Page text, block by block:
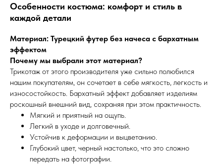
Особенности костюма: комфорт и стиль в
каждой детали
Материал: Турецкий футер без начеса с бархатным
эффектом
Почему мы выбрали этот материал?
Трикотаж от этого производителя уже сильно полюбился
нашим покупателям, он сочетает в себе мягкость, легкость и
износостойкость. Бархатный эффект добавляет изделиям
роскошный внешний вид, сохраняя при этом практичность.
Мягкий и приятный на ощупь.
Легкий в уходе и долговечный.
Устойчив к деформации и выцветанию.
Глубокий цвет, черный настолько, что это сложно
передать на фотографии.